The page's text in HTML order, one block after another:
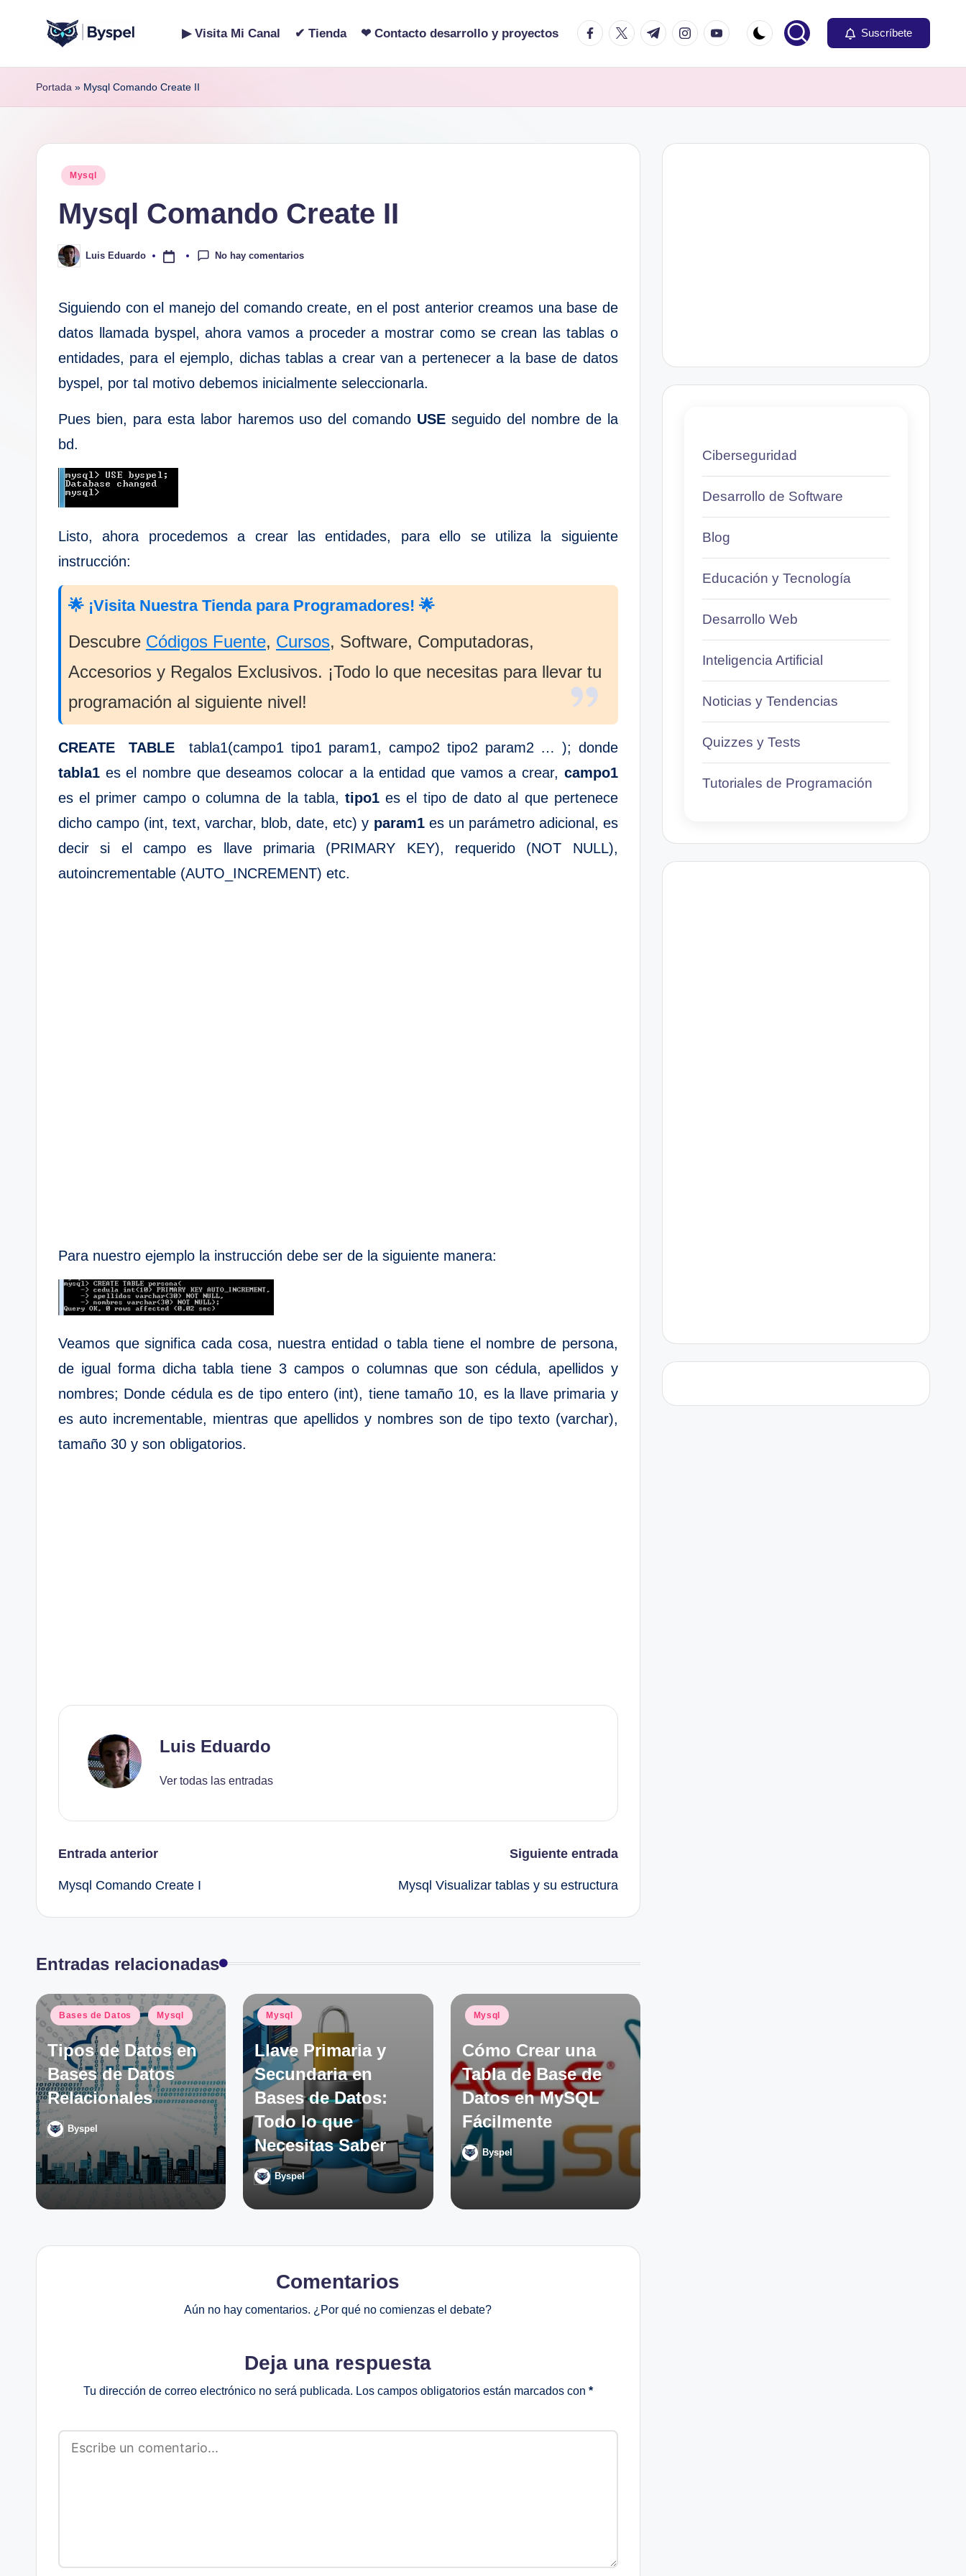
contenido
B
y
p
código
y
▶ Visita Mi Canal ✔ Tienda ❤ Contacto desarrollo y proyectos facebook.com
twitter.com
t.me instagram.com
youtube.com Suscríbete
Portada » Mysql Comando Create II
Publicado
Mysql
Mysql Comando Create II
Publicado
por
Luis Eduardo No hay comentarios
Siguiendo con el manejo del comando create, en el post anterior creamos una base de
datos llamada byspel, ahora vamos a proceder a mostrar como se crean las tablas o
entidades, para el ejemplo, dichas tablas a crear van a pertenecer a la base de datos
byspel, por tal motivo debemos inicialmente seleccionarla.
Pues bien, para esta labor haremos uso del comando USEseguido del nombre de la
bd.
Listo, ahora procedemos a crear las entidades, para ello se utiliza la siguiente
instrucción:
🌟 ¡Visita Nuestra Tienda para Programadores! 🌟
Descubre Códigos Fuente, Cursos, Software, Computadoras,
Accesorios y Regalos Exclusivos. ¡Todo lo que necesitas para llevar tu
programación al siguiente nivel!
CREATE TABLE
tabla1(campo1 tipo1 param1, campo2 tipo2 param2 … ); donde
tabla1 es el nombre que deseamos colocar a la entidad que vamos a crear, campo1
es el primer campo o columna de la tabla, tipo1 es el tipo de dato al que pertenece
dicho campo (int, text, varchar, blob, date, etc) y param1es un parámetro adicional, es
decir si el campo es llave primaria (PRIMARY KEY), requerido (NOT NULL),
autoincrementable (AUTO_INCREMENT) etc.
Para nuestro ejemplo la instrucción debe ser de la siguiente manera:
Veamos que significa cada cosa, nuestra entidad o tabla tiene el nombre de persona,
de igual forma dicha tabla tiene 3 campos o columnas que son cédula, apellidos y
nombres; Donde cédula es de tipo entero (int), tiene tamaño 10, es la llave primaria y
es auto incrementable, mientras que apellidos y nombres son de tipo texto (varchar),
tamaño 30 y son obligatorios.
Luis Eduardo
Ver todas las entradas
Navegación
de
Entrada anterior
Mysql Comando Create I
Siguiente entrada
Mysql Visualizar tablas y su estructura
Entradas relacionadas
Publicado
en
Bases de Datos Mysql
Tipos de Datos en
Bases de Datos
Relacionales
Publicado
Byspel
Publicado
en
Mysql
Llave Primaria y
Secundaria en
Bases de Datos:
Todo lo que
Necesitas Saber
Publicado
por
Byspel
Publicado
Mysql
Cómo Crear una
Tabla de Base de
Datos en MySQL
Fácilmente
Publicado
por
Byspel
Comentarios
Aún no hay comentarios. ¿Por qué no comienzas el debate?
Deja una respuesta
Tu dirección de correo electrónico no será publicada. Los campos obligatorios están marcados con *
Ciberseguridad
Desarrollo de Software
Blog
Educación y Tecnología
Desarrollo Web
Inteligencia Artificial
Noticias y Tendencias
Quizzes y Tests
Tutoriales de Programación